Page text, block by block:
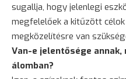
sugallja, hogy jelenlegi
megfelelőek a kitűzött
megközelítésre van
Van-e jelentősége
álomban?